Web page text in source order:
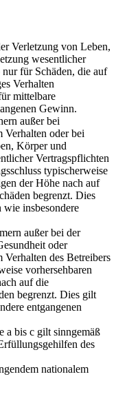
Verletzung von Leben,
wesentlicher
für Schäden, die auf
Verhalten
mittelbare
Gewinn.
außer bei
Verhalten oder bei
Körper und
Vertragspflichten
typischerweise
der Höhe nach auf
begrenzt. Dies
wie insbesondere
außer bei der
oder
Verhalten des Betreibers
vorhersehbaren
auf die
begrenzt. Dies gilt
entgangenen
a bis c gilt sinngemäß
des
nationalem